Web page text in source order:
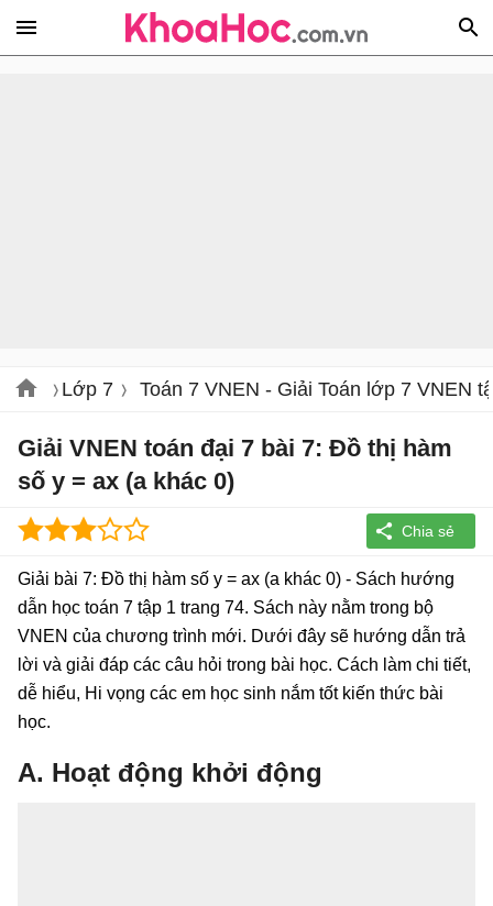
Lớp 7 Toán 7 VNEN - Giải Toán lớp 7 VNEN
Giải VNEN toán đại 7 bài 7: Đồ thị hàm
số y = ax (a khác 0)
Giải bài 7: Đồ thị hàm số y = ax (a khác 0) - Sách hướng
dẫn học toán 7 tập 1 trang 74. Sách này nằm trong bộ
VNEN của chương trình mới. Dưới đây sẽ hướng dẫn trả
lời và giải đáp các câu hỏi trong bài học. Cách làm chi tiết,
dễ hiểu, Hi vọng các em học sinh nắm tốt kiến thức bài
học.
A. Hoạt động khởi động